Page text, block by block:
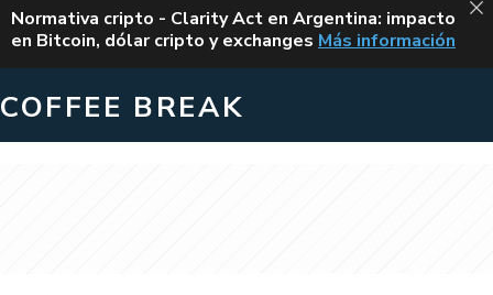
ALERTA
Normativa cripto - Clarity Act en Argentina: impacto
en Bitcoin, dólar cripto y exchanges CLARITY ACT EN
Más información
COFFEE BREAK